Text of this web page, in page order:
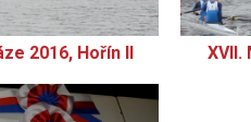
2016, Hořín II XVII.